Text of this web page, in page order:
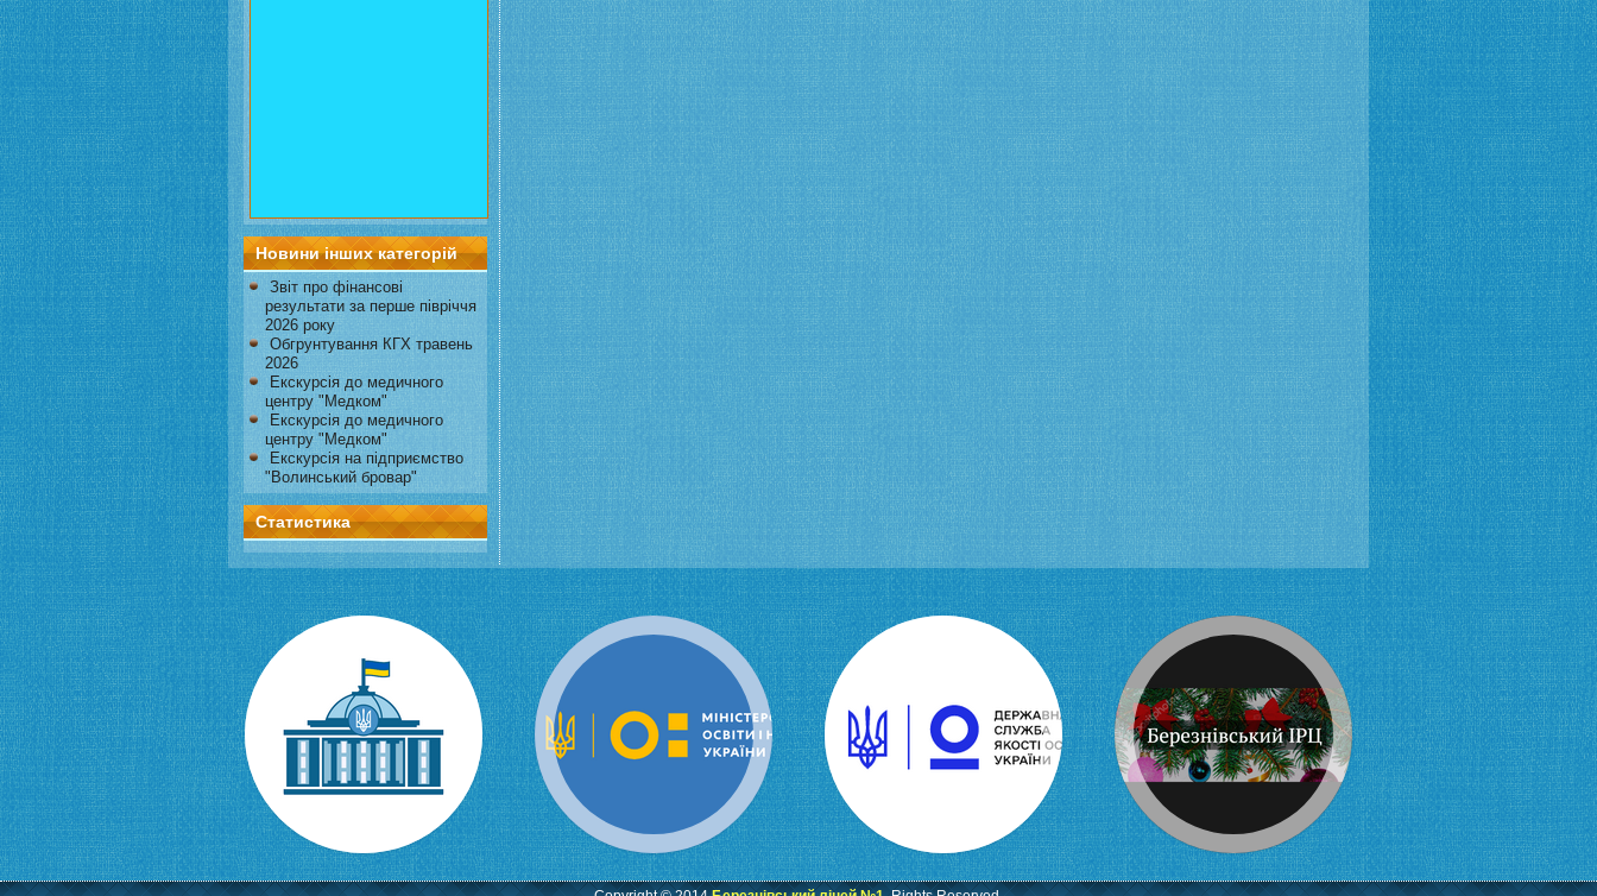
Новини інших категорій
Звіт про фінансові
результати за перше півріччя
2026 року
Обгрунтування КГХ травень
2026
Екскурсія до медичного
центру "Медком"
Екскурсія до медичного
центру "Медком"
Екскурсія на підприємство
"Волинський бровар"
Статистика